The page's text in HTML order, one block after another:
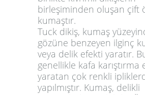
birleşiminden oluşan çift
kumaştır.
Tuck dikiş, kumaş
gözüne benzeyen ilginç
veya delik efekti yaratır.
genellikle kafa karıştırma
yaratan çok renkli
yapılmıştır. Kumaş, delikli